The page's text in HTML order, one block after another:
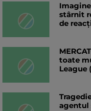
stârnit
de
toate
League
agentul